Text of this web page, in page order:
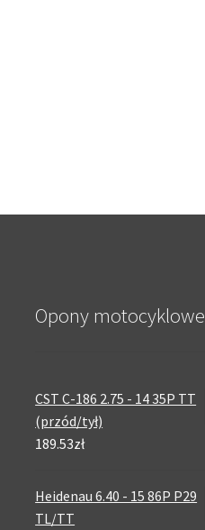
Opony motocyklowe
CST C-186 2.75 - 14 35P TT
(przód/tył)
189.53zł
Heidenau 6.40 - 15 86P P29
TL/TT